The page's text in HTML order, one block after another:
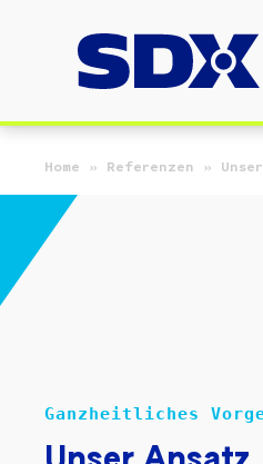
Home » Referenzen »
Ganzheitliches